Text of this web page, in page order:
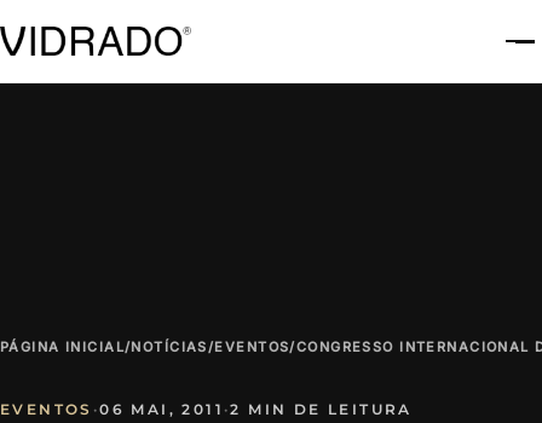
PÁGINA INICIAL/NOTÍCIAS/EVENTOS/CONGRESSO INTERNACIONAL
EVENTOS ·06 MAI, 2011 ·2 MIN DE LEITURA